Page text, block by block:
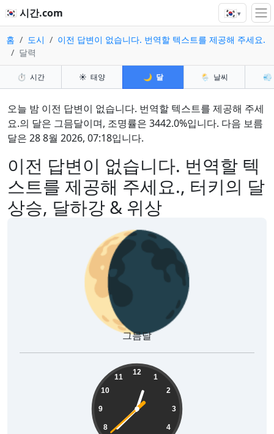
🇰🇷 시간.com 🇰🇷▾
홈 도시
이전 답변이 없습니다. 번역할 텍스트를 제공해 주세요.
달력
⏱️ 시간 ☀️ 태양 🌙 달 🌦️ 날씨 💨
이전 답변이 없습니다. 번역할 텍
스트를 제공해 주세요., 터키의 달
상승, 달하강 & 위상
오늘 밤 이전 답변이 없습니다. 번역할 텍스트를 제공해 주세
요.의 달은 그믐달이며, 조명률은 3442.0%입니다. 다음 보름
달은 28 8월 2026, 07:18입니다.
🌘
그믐달
12
1
2
3
4
8
9
10
11